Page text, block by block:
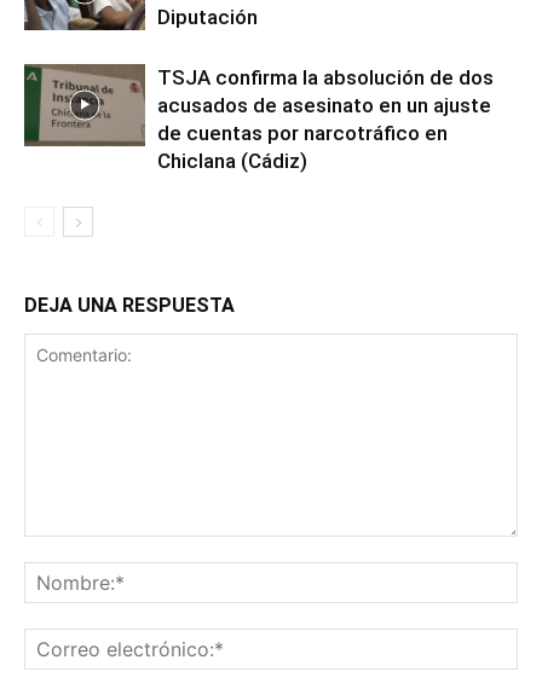
Diputación
TSJA confirma la absolución de dos
acusados de asesinato en un ajuste
de cuentas por narcotráfico en
Chiclana (Cádiz)
DEJA UNA RESPUESTA